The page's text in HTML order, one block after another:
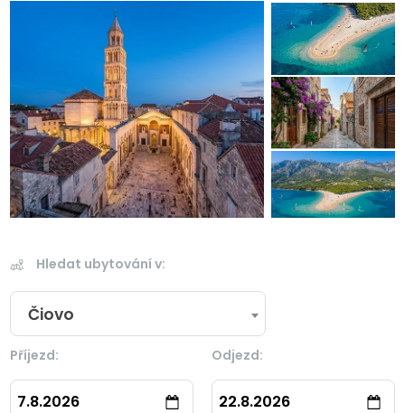
Hledat ubytování v:
Čiovo
Příjezd:
7.8.2026
Odjezd:
22.8.2026